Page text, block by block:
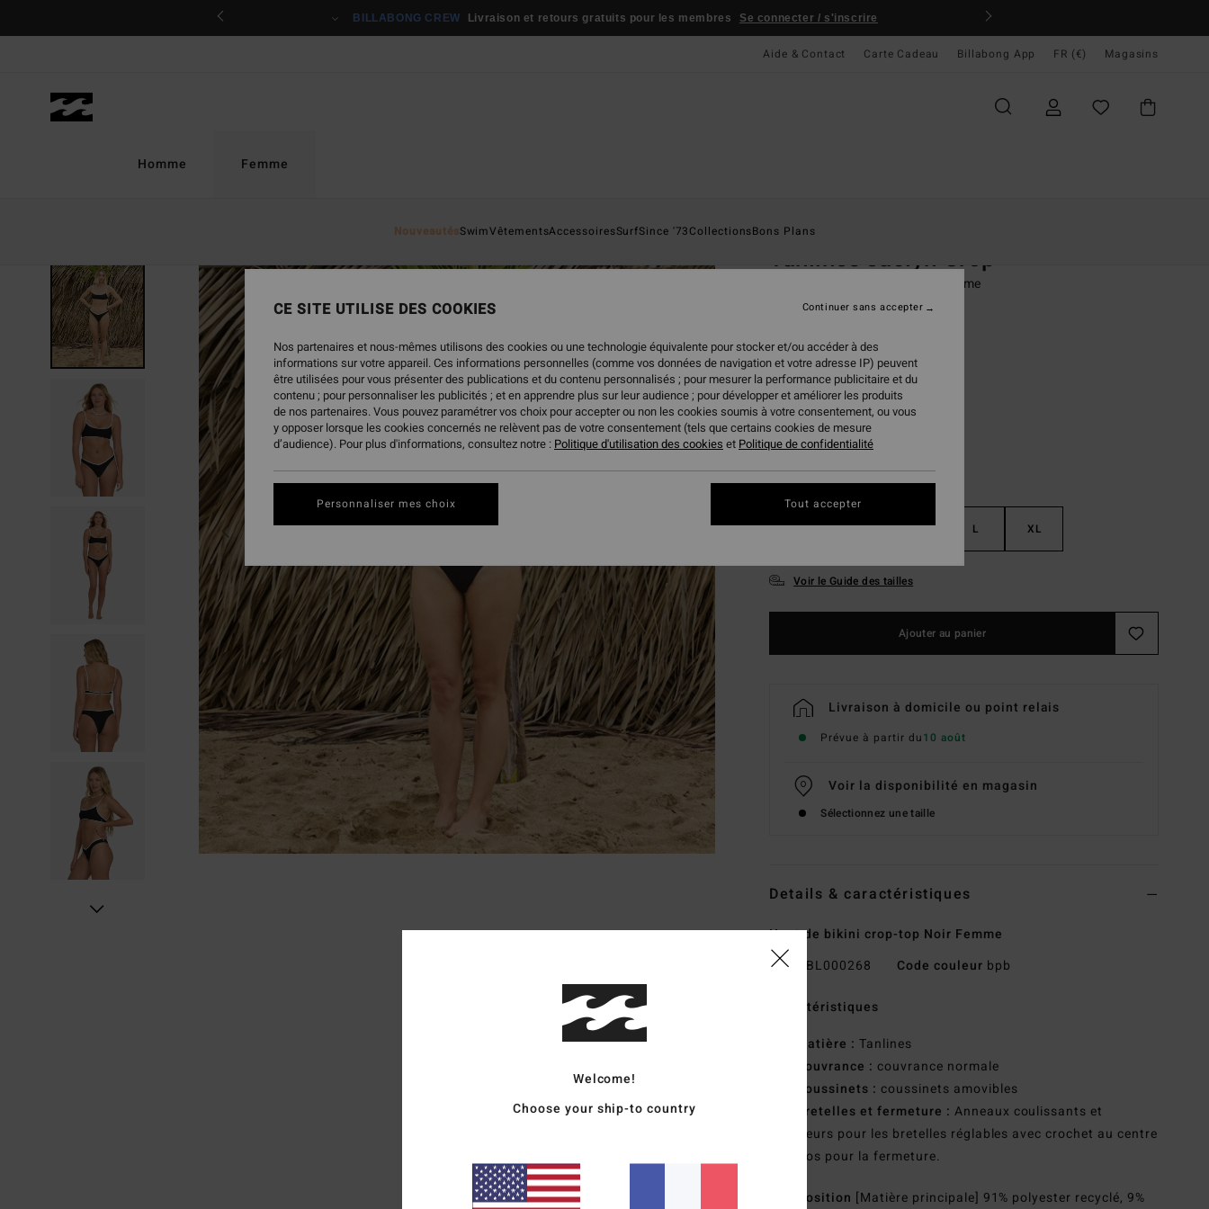
BILLABONG CREW Livraison et retours gratuits pour les membres Se connecter / s'inscrire
Aide & Contact Carte Cadeau Billabong App FR (€) Magasins
Homme Femme
NouveautésSwimVêtementsAccessoiresSurfSince '73CollectionsBons Plans
Tanlines Jaclyn Crop
Haut de bikini crop-top Noir Femme
CouleurBlack Pebble
XS S M L XL
Voir le Guide des tailles
Ajouter au panier
Livraison à domicile ou point relais
Prévue à partir du10 août
Voir la disponibilité en magasin
Sélectionnez une taille
Details & caractéristiques
Haut de bikini crop-top Noir Femme
Style
BL000268 Code couleur bpb
Caractéristiques
Matière : Tanlines
Couvrance : couvrance normale
Coussinets : coussinets amovibles
Bretelles et fermeture : Anneaux coulissants et
curseurs pour les bretelles réglables avec crochet au centre
du dos pour la fermeture.
Composition [Matière principale] 91% polyester recyclé, 9%
Welcome!
Choose your ship-to country
CE SITE UTILISE DES COOKIES
Nos partenaires et nous-mêmes utilisons des cookies ou une technologie équivalente pour stocker et/ou accéder à des
informations sur votre appareil. Ces informations personnelles (comme vos données de navigation et votre adresse IP) peuvent
être utilisées pour vous présenter des publications et du contenu personnalisés ; pour mesurer la performance publicitaire et du
contenu ; pour personnaliser les publicités ; et en apprendre plus sur leur audience ; pour développer et améliorer les produits
de nos partenaires. Vous pouvez paramétrer vos choix pour accepter ou non les cookies soumis à votre consentement, ou vous
y opposer lorsque les cookies concernés ne relèvent pas de votre consentement (tels que certains cookies de mesure
d’audience). Pour plus d'informations, consultez notre : Politique d'utilisation des cookies et Politique de confidentialité
Personnaliser mes choix
Continuer sans accepter
Tout accepter